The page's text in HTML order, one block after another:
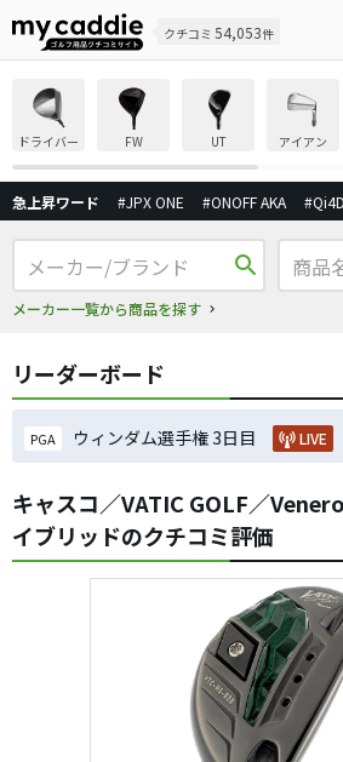
クチコミ 54,053件
ドライバー FW UT アイアン
急上昇ワード #JPX ONE #ONOFF AKA #Qi4D
search
メーカー一覧から商品を探す
リーダーボード
PGA ウィンダム選手権 3日目 LIVE
キャスコ／VATIC GOLF／
イブリッドのクチコミ評価